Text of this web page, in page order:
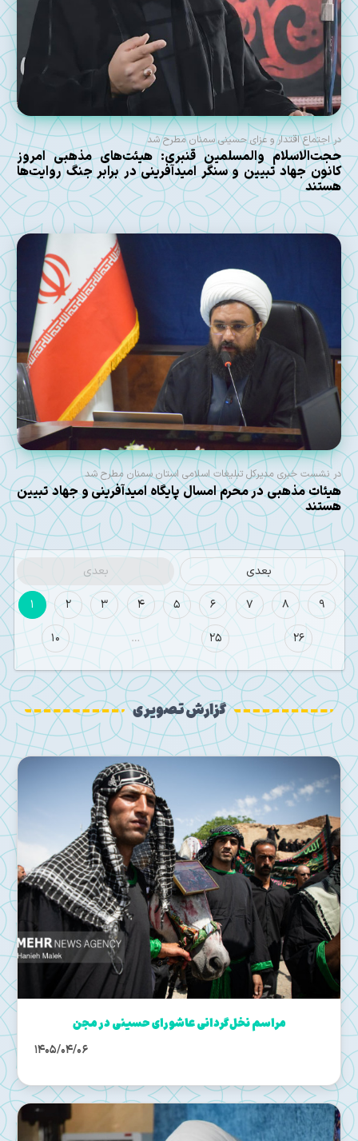
در اجتماع اقتدار و عزای حسینی سمنان مطرح شد
حجت‌الاسلام والمسلمین قنبری: هیئت‌های مذهبی امروز
کانون جهاد تبیین و سنگر امیدآفرینی در برابر جنگ روایت‌ها
هستند
در نشست خبری مدیرکل تبلیغات اسلامی استان سمنان مطرح شد
هیئات مذهبی در محرم امسال پایگاه امیدآفرینی و جهاد تبیین
هستند
بعدی
بعدی
1
2 3 4 5 6 7 8
9
10
… 25 26
گزارش تصویری
مراسم نخل‌گردانی عاشورای حسینی در مجن
1405/04/06